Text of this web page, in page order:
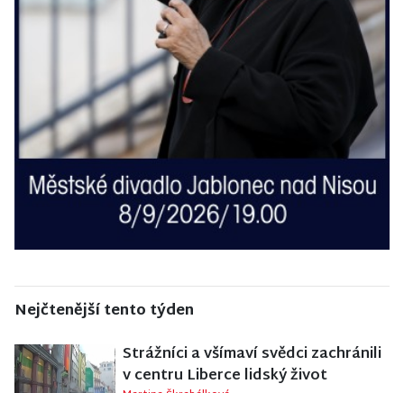
Nejčtenější tento týden
Strážníci a všímaví svědci zachránili
v centru Liberce lidský život